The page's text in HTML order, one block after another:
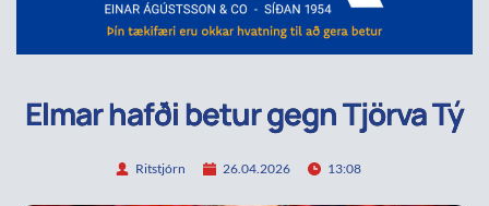
Elmar hafði betur gegn Tjörva Tý
Ritstjórn 26.04.2026 13:08